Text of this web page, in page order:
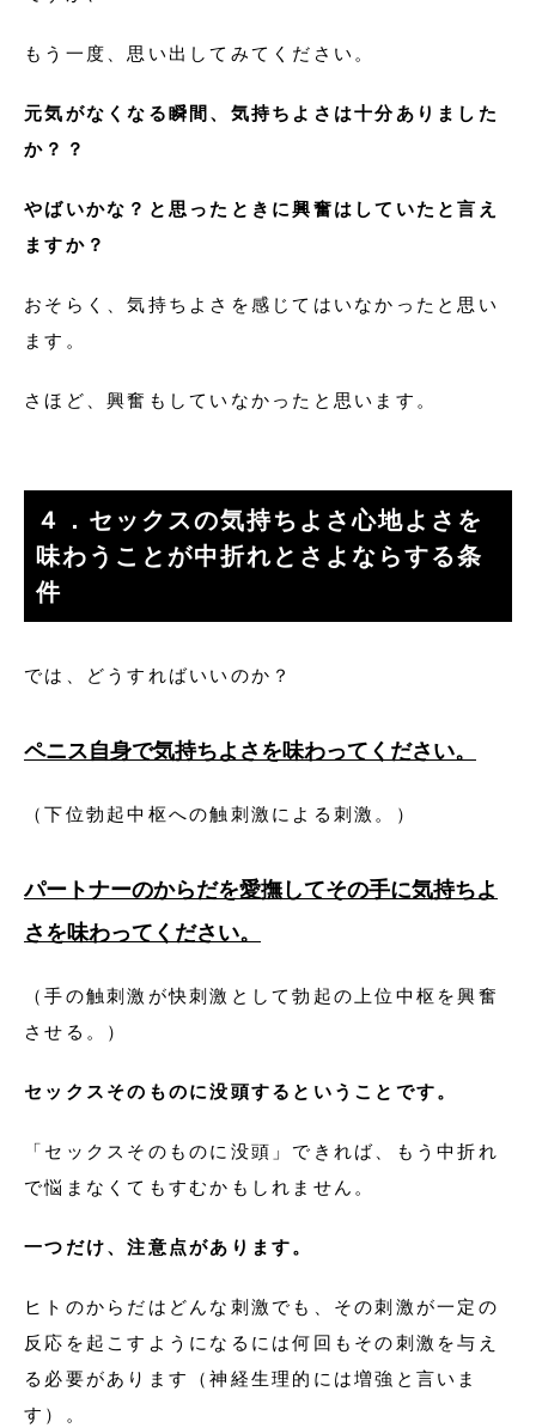
もう一度、思い出してみてください。
元気がなくなる瞬間、気持ちよさは十分ありました
か？？
やばいかな？と思ったときに興奮はしていたと言え
ますか？
おそらく、気持ちよさを感じてはいなかったと思い
ます。
さほど、興奮もしていなかったと思います。
４．セックスの気持ちよさ心地よさを
味わうことが中折れとさよならする条
件
では、どうすればいいのか？
ペニス自身で気持ちよさを味わってください。
（下位勃起中枢への触刺激による刺激。）
パートナーのからだを愛撫してその手に気持ちよ
さを味わってください。
（手の触刺激が快刺激として勃起の上位中枢を興奮
させる。）
セックスそのものに没頭するということです。
「セックスそのものに没頭」できれば、もう中折れ
で悩まなくてもすむかもしれません。
一つだけ、注意点があります。
ヒトのからだはどんな刺激でも、その刺激が一定の
反応を起こすようになるには何回もその刺激を与え
る必要があります（神経生理的には増強と言いま
す）。